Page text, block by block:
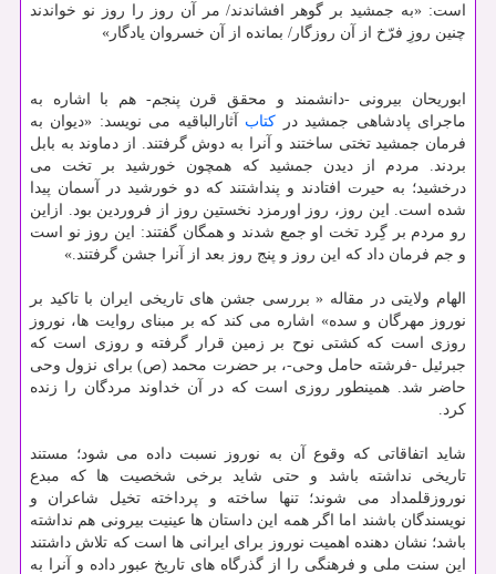
است: «به جمشید بر گوهر افشاندند/ مر آن روز را روز نو خواندند
چنین روزِ فرّخ از آن روزگار/ بمانده از آن خسروان یادگار»
ابوریحان بیرونی -دانشمند و محقق قرن پنجم- هم با اشاره به
ماجرای پادشاهی جمشید در كتاب آثارالباقیه می نویسد: «دیوان به
فرمان جمشید تختی ساختند و آنرا به دوش گرفتند. از دماوند به بابل
بردند. مردم از دیدن جمشید كه همچون خورشید بر تخت می
درخشید؛ به حیرت افتادند و پنداشتند كه دو خورشید در آسمان پیدا
شده است. این روز، روز اورمزد نخستین روز از فروردین بود. ازاین
رو مردم بر گِرد تخت او جمع شدند و همگان گفتند: این روز نو است
و جم فرمان داد كه این روز و پنج روز بعد از آنرا جشن گرفتند.»
الهام ولایتی در مقاله « بررسی جشن های تاریخی ایران با تاكید بر
نوروز مهرگان و سده» اشاره می كند كه بر مبنای روایت ها، نوروز
روزی است كه كشتی نوح بر زمین قرار گرفته و روزی است كه
جبرئیل -فرشته حامل وحی-، بر حضرت محمد (ص) برای نزول وحی
حاضر شد. همینطور روزی است كه در آن خداوند مردگان را زنده
كرد.
شاید اتفاقاتی كه وقوع آن به نوروز نسبت داده می شود؛ مستند
تاریخی نداشته باشد و حتی شاید برخی شخصیت ها كه مبدع
نوروزقلمداد می شوند؛ تنها ساخته و پرداخته تخیل شاعران و
نویسندگان باشند اما اگر همه این داستان ها عینیت بیرونی هم نداشته
باشد؛ نشان دهنده اهمیت نوروز برای ایرانی ها است كه تلاش داشتند
این سنت ملی و فرهنگی را از گذرگاه های تاریخ عبور داده و آنرا به